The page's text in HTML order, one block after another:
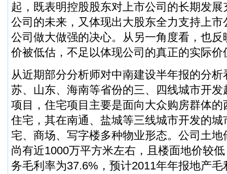
起，既表明控股股东对上市公司的长期发
公司的未来，又体现出大股东全力支持上
公司做大做强的决心。从另一角度看，也
价被低估，不足以体现公司的真正的实际价
从近期部分分析师对中南建设半年报的分
苏、山东、海南等省份的三、四线城市开
项目，住宅项目主要是面向大众购房群体
住宅，其在南通、盐城等三线城市开发的
宅、商场、写字楼多种物业形态。公司土
尚有近1000万平方米左右，且楼面地价较
务毛利率为37.6%，预计2011年年报地产